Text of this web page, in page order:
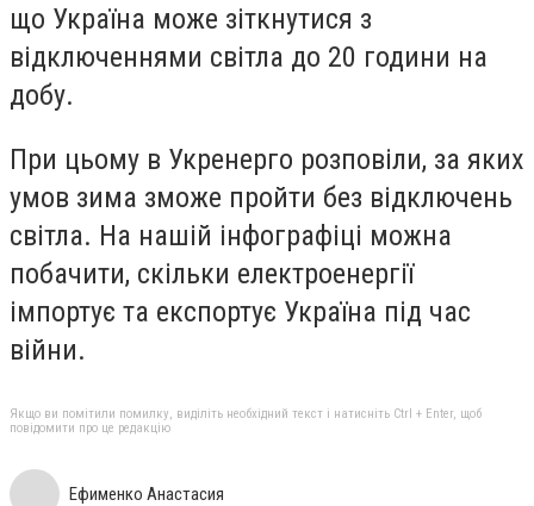
що Україна може зіткнутися з
відключеннями світла до 20 години на
добу.
При цьому в Укренерго розповіли, за яких
умов зима зможе пройти без відключень
світла. На нашій інфографіці можна
побачити, скільки електроенергії
імпортує та експортує Україна під час
війни.
Якщо ви помітили помилку, виділіть необхідний текст і натисніть Ctrl + Enter, щоб
повідомити про це редакцію
Ефименко Анастасия